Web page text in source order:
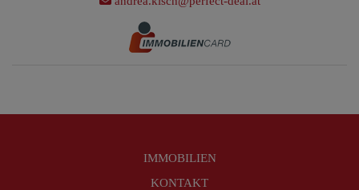
IMMOBILIEN
KONTAKT